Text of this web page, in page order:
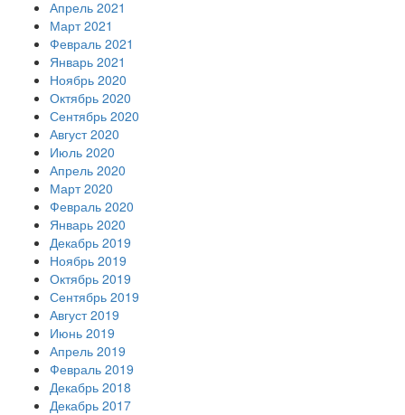
Апрель 2021
Март 2021
Февраль 2021
Январь 2021
Ноябрь 2020
Октябрь 2020
Сентябрь 2020
Август 2020
Июль 2020
Апрель 2020
Март 2020
Февраль 2020
Январь 2020
Декабрь 2019
Ноябрь 2019
Октябрь 2019
Сентябрь 2019
Август 2019
Июнь 2019
Апрель 2019
Февраль 2019
Декабрь 2018
Декабрь 2017